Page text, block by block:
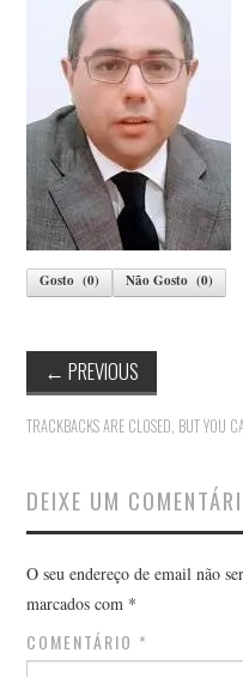
POLÍTICA DE
PRIVACIDADE
Gosto (0) Não Gosto (0)
← PREVIOUS
TRACKBACKS ARE CLOSED, BUT YOU
DEIXE UM
O seu endereço de email não
marcados com *
COMENTÁRIO *